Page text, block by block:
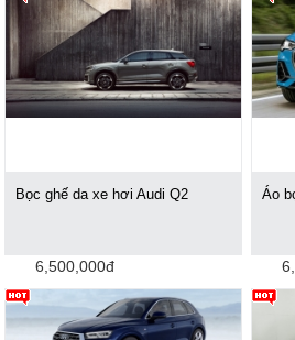
Bọc ghế da xe hơi Audi Q2
6,500,000đ
Áo